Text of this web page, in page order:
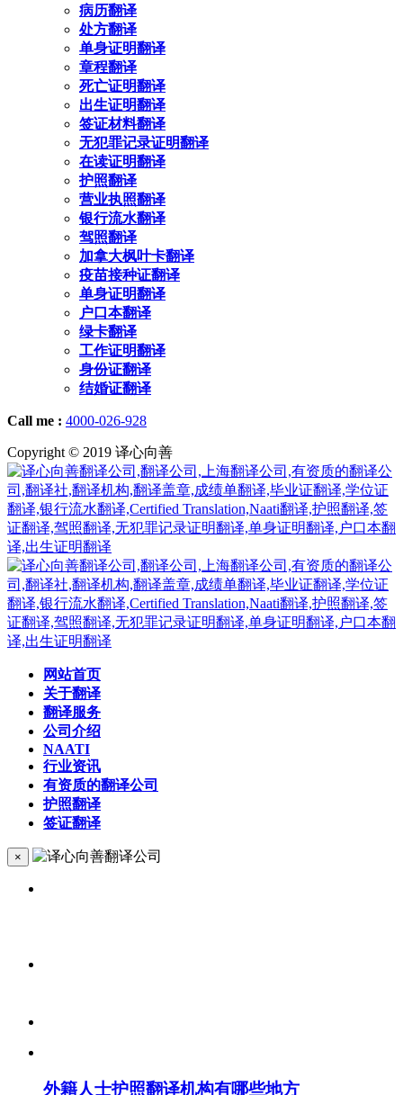
病历翻译
处方翻译
单身证明翻译
章程翻译
死亡证明翻译
出生证明翻译
签证材料翻译
无犯罪记录证明翻译
在读证明翻译
护照翻译
营业执照翻译
银行流水翻译
驾照翻译
加拿大枫叶卡翻译
疫苗接种证翻译
单身证明翻译
户口本翻译
绿卡翻译
工作证明翻译
身份证翻译
结婚证翻译
Call me : 4000-026-928
Copyright © 2019 译心向善
网站首页
关于翻译
翻译服务
公司介绍
NAATI
行业资讯
有资质的翻译公司
护照翻译
签证翻译
×
外籍人士护照翻译机构有哪些地方